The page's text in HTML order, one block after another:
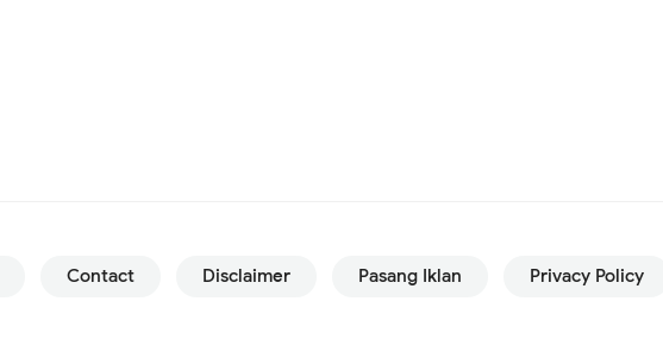
Contact Disclaimer Pasang Iklan Privacy Policy